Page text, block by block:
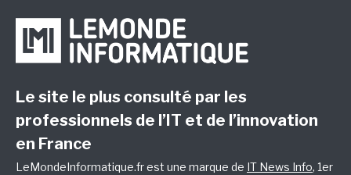
Le site le plus consulté par les
professionnels de l’IT et de l’innovation
en France
LeMondeInformatique.fr est une marque de IT News Info, 1er